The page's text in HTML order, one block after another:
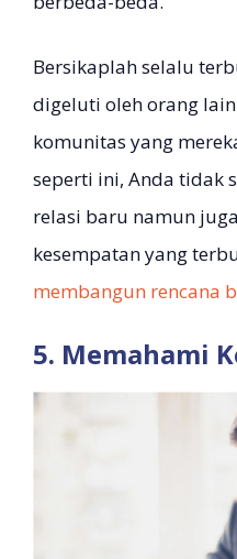
Bersikaplah selalu
digeluti oleh orang
komunitas yang
seperti ini, Anda tidak
relasi baru namun
kesempatan yang
membangun rencana
5. Memahami